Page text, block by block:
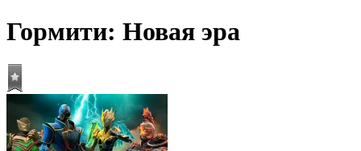
Гормити: Новая эра